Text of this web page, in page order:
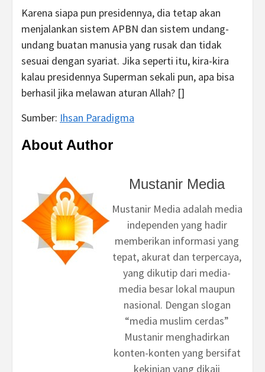
Karena siapa pun presidennya, dia tetap akan
menjalankan sistem APBN dan sistem undang-
undang buatan manusia yang rusak dan tidak
sesuai dengan syariat. Jika seperti itu, kira-kira
kalau presidennya Superman sekali pun, apa bisa
berhasil jika melawan aturan Allah? []
Sumber: Ihsan Paradigma
About Author
Mustanir Media
Mustanir Media adalah media
independen yang hadir
memberikan informasi yang
tepat, akurat dan terpercaya,
yang dikutip dari media-
media besar lokal maupun
nasional. Dengan slogan
“media muslim cerdas”
Mustanir menghadirkan
konten-konten yang bersifat
kekinian yang dikaji